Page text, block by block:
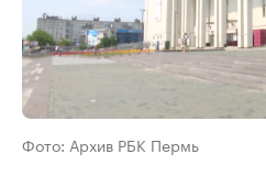
Фото: Архив РБК Пермь